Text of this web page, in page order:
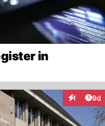
in
1 9d